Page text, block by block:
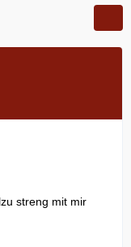
streng mit mir